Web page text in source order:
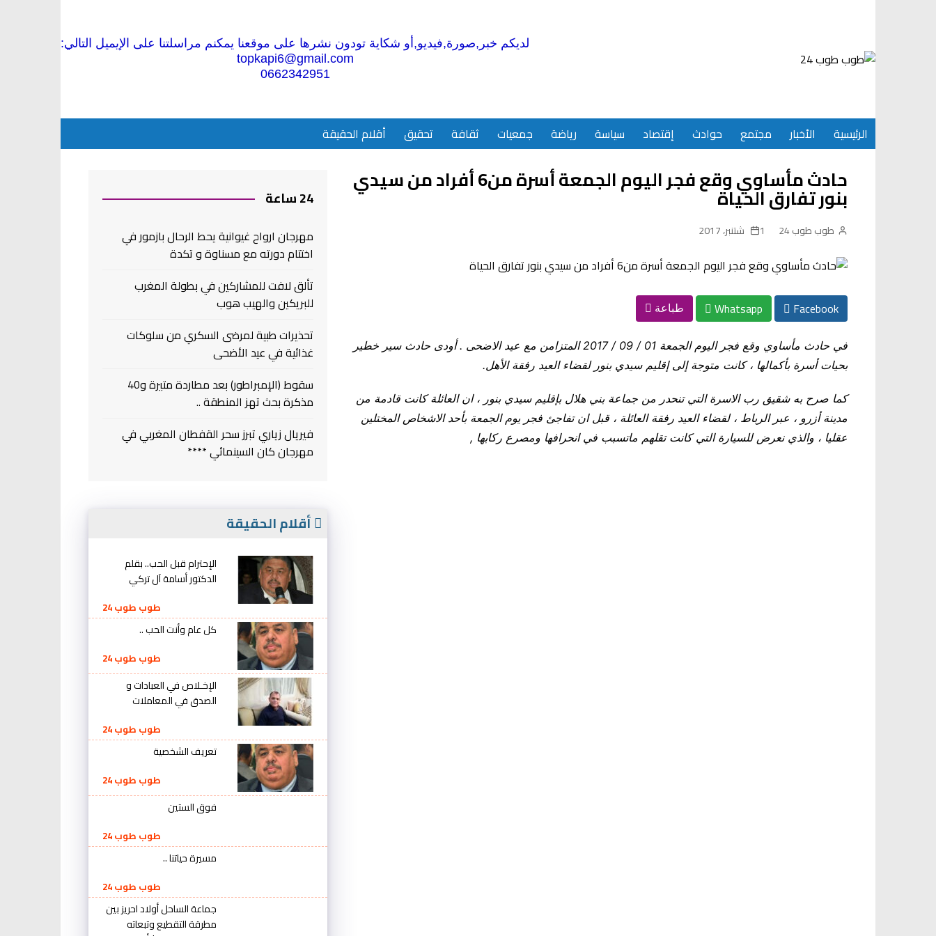
لديكم خبر,صورة,فيديو,أو شكاية تودون نشرها على موقعنا يمكنم مراسلتنا على الإيميل التالي:
topkapi6@gmail.com
0662342951
الرئيسية الأخبار مجتمع حوادث إقتصاد سياسة رياضة جمعيات ثقافة تحقيق أقلام الحقيقة
حادث مأساوي وقع فجر اليوم الجمعة أسرة من6 أفراد من سيدي
بنور تفارق الحياة
طوب طوب 24 1 شتنبر، 2017
Facebook
Whatsapp طباعة
في حادث مأساوي وقع فجر اليوم الجمعة 01 / 09 / 2017 المتزامن مع عيد الاضحى . أودى حادث سير خطير
بحيات أسرة بأكمالها ، كانت متوجة إلى إقليم سيدي بنور لقضاء العيد رفقة الأهل.
كما صرح به شقيق رب الاسرة التي تنحدر من جماعة بني هلال بإقليم سيدي بنور ، ان العائلة كانت قادمة من
مدينة أزرو ، عبر الرباط ، لقضاء العيد رفقة العائلة ، قبل ان تفاجئ فجر يوم الجمعة بأحد الاشخاص المختلين
عقليا ، والذي نعرض للسيارة التي كانت تقلهم ماتسبب في انحرافها ومصرع ركابها ,
24 ساعة
مهرجان ارواح غيوانية يحط الرحال بازمور في
اختتام دورته مع مسناوة و تكدة
تألق لافت للمشاركين في بطولة المغرب
للبريكين والهيب هوب
تحذيرات طبية لمرضى السكري من سلوكات
غذائية في عيد الأضحى
سقوط (الإمبراطور) بعد مطاردة متيرة و40
مذكرة بحث تهز المنطقة ..
فيريال زياري تبرز سحر القفطان المغربي في
مهرجان كان السينمائي ****
أقلام الحقيقة
الإحترام قبل الحب.. بقلم
الدكتور أسامة آل تركي
طوب طوب 24
كل عام وأنت الحب ..
طوب طوب 24
الإخـلاص في العبادات و
الصدق في المعاملات
طوب طوب 24
تعريف الشخصية
طوب طوب 24
فوق الستين
طوب طوب 24
مسيرة حياتنا ..
طوب طوب 24
جماعة الساحل أولاد احريز بين
مطرقة التقطيع وتبعاته